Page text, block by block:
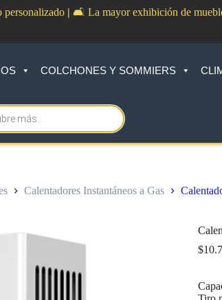
personalizado | 🛋️ La mayor exhibición de
COLCHONES Y SOMMIERS
Calentadores Instantáneos a Gas
$